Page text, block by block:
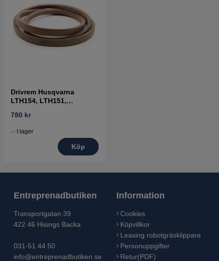
Drivrem Husqvarna
LTH154, LTH151,
LT2216A2
780 kr
I lager
Köp
Entreprenadbutiken
Transportgatan 39
422 46 Hisings Backa
031-51 44 50
info@entreprenadbutiken.se
Information
Cookies
Köpvillkor
Leasing robotgräsklippare
Personuppgifter
Retur(PDF)